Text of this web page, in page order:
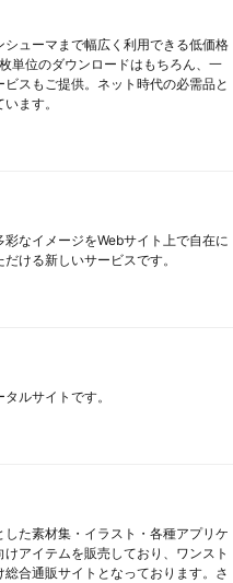
ューマまで幅広く利用できる低価格
単位のダウンロードはもちろん、一
スもご提供。ネット時代の必需品と
ます。
なイメージをWebサイト上で自在に
ける新しいサービスです。
ルサイトです。
た素材集・イラスト・各種アプリケ
アイテムを販売しており、ワンスト
合通販サイトとなっております。さ